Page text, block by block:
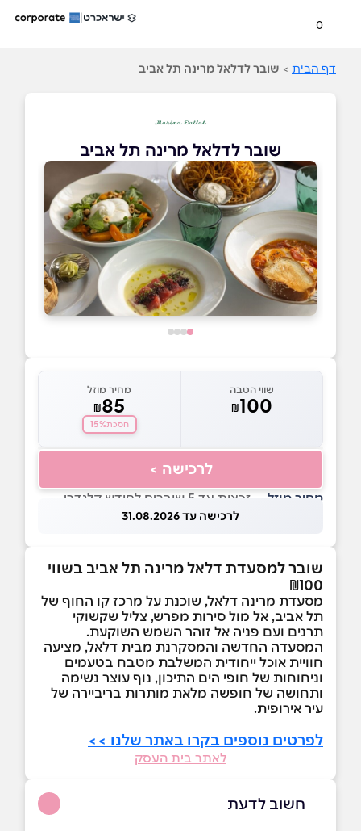
0
דף הבית > שובר לדלאל מרינה תל אביב
שובר לדלאל מרינה תל אביב
שווי הטבה
₪100
מחיר מוזל
₪85
חסכת15%
לרכישה >
מחיר מוזל — זכאות עד 5 שוברים לחודש קלנדרי
לרכישה עד 31.08.2026
שובר למסעדת דלאל מרינה תל אביב בשווי
₪100
מסעדת מרינה דלאל, שוכנת על מרכז קו החוף של
תל אביב, אל מול סירות מפרש, צליל שקשוקי
תרנים ועם פניה אל זוהר השמש השוקעת.
המסעדה החדשה והמסקרנת מבית דלאל, מציעה
חוויית אוכל ייחודית המשלבת מטבח בטעמים
וניחוחות של חופי הים התיכון, נוף עוצר נשימה
ותחושה של חופשה מלאת מותרות בריביירה של
עיר אירופית.
לפרטים נוספים בקרו באתר שלנו >>
לאתר בית העסק
חשוב לדעת